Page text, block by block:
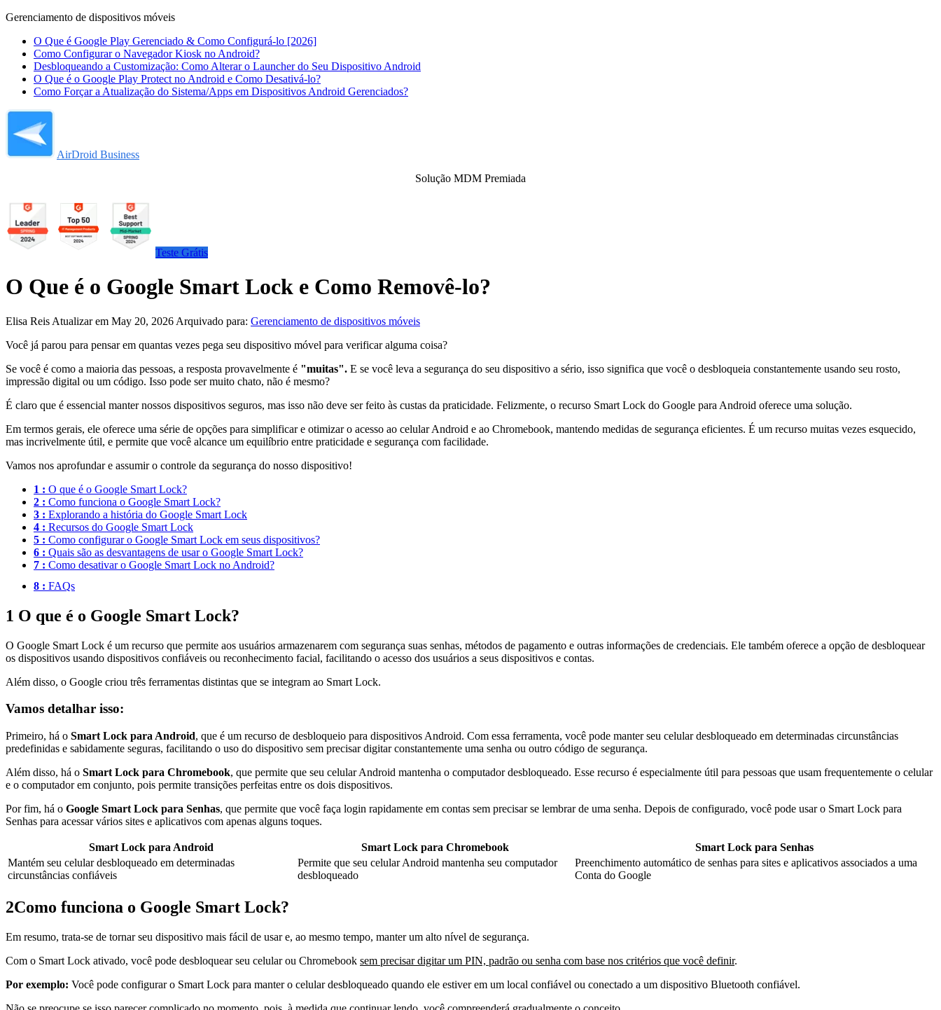
Gerenciamento de dispositivos móveis
O Que é Google Play Gerenciado & Como Configurá-lo [2026]
Como Configurar o Navegador Kiosk no Android?
Desbloqueando a Customização: Como Alterar o Launcher do Seu Dispositivo Android
O Que é o Google Play Protect no Android e Como Desativá-lo?
Como Forçar a Atualização do Sistema/Apps em Dispositivos Android Gerenciados?
AirDroid Business
Solução MDM Premiada
Teste Grátis
O Que é o Google Smart Lock e Como Removê-lo?
Elisa Reis Atualizar em May 20, 2026 Arquivado para: Gerenciamento de dispositivos móveis
Você já parou para pensar em quantas vezes pega seu dispositivo móvel para verificar alguma coisa?
Se você é como a maioria das pessoas, a resposta provavelmente é "muitas". E se você leva a segurança do seu dispositivo a sério, isso significa que você o desbloqueia constantemente usando seu rosto,
impressão digital ou um código. Isso pode ser muito chato, não é mesmo?
É claro que é essencial manter nossos dispositivos seguros, mas isso não deve ser feito às custas da praticidade. Felizmente, o recurso Smart Lock do Google para Android oferece uma solução.
Em termos gerais, ele oferece uma série de opções para simplificar e otimizar o acesso ao celular Android e ao Chromebook, mantendo medidas de segurança eficientes. É um recurso muitas vezes esquecido,
mas incrivelmente útil, e permite que você alcance um equilíbrio entre praticidade e segurança com facilidade.
Vamos nos aprofundar e assumir o controle da segurança do nosso dispositivo!
1 : O que é o Google Smart Lock?
2 : Como funciona o Google Smart Lock?
3 : Explorando a história do Google Smart Lock
4 : Recursos do Google Smart Lock
5 : Como configurar o Google Smart Lock em seus dispositivos?
6 : Quais são as desvantagens de usar o Google Smart Lock?
7 : Como desativar o Google Smart Lock no Android?
8 : FAQs
1 O que é o Google Smart Lock?
O Google Smart Lock é um recurso que permite aos usuários armazenarem com segurança suas senhas, métodos de pagamento e outras informações de credenciais. Ele também oferece a opção de desbloquear
os dispositivos usando dispositivos confiáveis ou reconhecimento facial, facilitando o acesso dos usuários a seus dispositivos e contas.
Além disso, o Google criou três ferramentas distintas que se integram ao Smart Lock.
Vamos detalhar isso:
Primeiro, há o Smart Lock para Android, que é um recurso de desbloqueio para dispositivos Android. Com essa ferramenta, você pode manter seu celular desbloqueado em determinadas circunstâncias
predefinidas e sabidamente seguras, facilitando o uso do dispositivo sem precisar digitar constantemente uma senha ou outro código de segurança.
Além disso, há o Smart Lock para Chromebook, que permite que seu celular Android mantenha o computador desbloqueado. Esse recurso é especialmente útil para pessoas que usam frequentemente o celular
e o computador em conjunto, pois permite transições perfeitas entre os dois dispositivos.
Por fim, há o Google Smart Lock para Senhas, que permite que você faça login rapidamente em contas sem precisar se lembrar de uma senha. Depois de configurado, você pode usar o Smart Lock para
Senhas para acessar vários sites e aplicativos com apenas alguns toques.
Smart Lock para Android Smart Lock para Chromebook
Smart Lock para Senhas
Mantém seu celular desbloqueado em determinadas
circunstâncias confiáveis
Permite que seu celular Android mantenha seu computador
desbloqueado
Preenchimento automático de senhas para sites e aplicativos associados a uma
Conta do Google
2Como funciona o Google Smart Lock?
Em resumo, trata-se de tornar seu dispositivo mais fácil de usar e, ao mesmo tempo, manter um alto nível de segurança.
Com o Smart Lock ativado, você pode desbloquear seu celular ou Chromebook sem precisar digitar um PIN, padrão ou senha com base nos critérios que você definir.
Por exemplo: Você pode configurar o Smart Lock para manter o celular desbloqueado quando ele estiver em um local confiável ou conectado a um dispositivo Bluetooth confiável.